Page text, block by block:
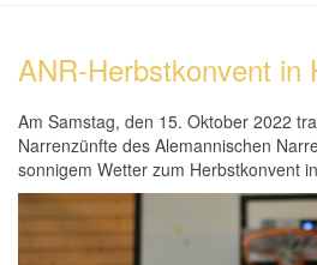
ANR-Herbstkonvent in
Am Samstag, den 15. Oktober 2022
Narrenzünfte des Alemannischen
sonnigem Wetter zum Herbstkonvent